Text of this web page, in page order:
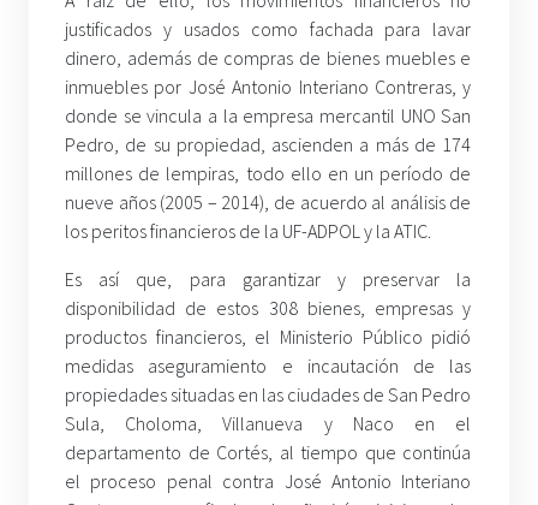
justificados y usados como fachada para lavar
dinero, además de compras de bienes muebles e
inmuebles por José Antonio Interiano Contreras, y
donde se vincula a la empresa mercantil UNO San
Pedro, de su propiedad, ascienden a más de 174
millones de lempiras, todo ello en un período de
nueve años (2005 – 2014), de acuerdo al análisis de
los peritos financieros de la UF-ADPOL y la ATIC.
Es así que, para garantizar y preservar la
disponibilidad de estos 308 bienes, empresas y
productos financieros, el Ministerio Público pidió
medidas aseguramiento e incautación de las
propiedades situadas en las ciudades de San Pedro
Sula, Choloma, Villanueva y Naco en el
departamento de Cortés, al tiempo que continúa
el proceso penal contra José Antonio Interiano